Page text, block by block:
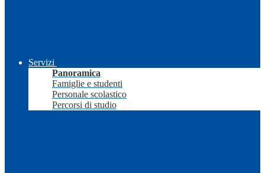
Servizi
Panoramica
Famiglie e studenti
Personale scolastico
Percorsi di studio